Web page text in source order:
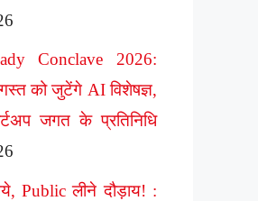
Conclave 2026:
को जुटेंगे AI विशेषज्ञ,
जगत के प्रतिनिधि
Public लीने दौड़ाय! :